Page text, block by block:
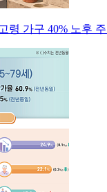
령 가구 40% 노후